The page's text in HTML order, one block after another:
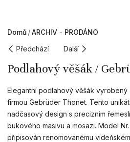
Domů
ARCHIV - PRODÁNO
Předchází
Další
Podlahový věšák /
Elegantní podlahový věšák
firmou Gebrüder Thonet. Tento
nadčasový design s precizním
bukového masivu a mosazi. Model
připisován renomovanému